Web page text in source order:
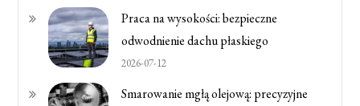
Praca na wysokości: bezpieczne
odwodnienie dachu płaskiego
2026-07-12
Smarowanie mgłą olejową: precyzyjne